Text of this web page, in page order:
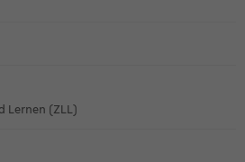
Lernen (ZLL)